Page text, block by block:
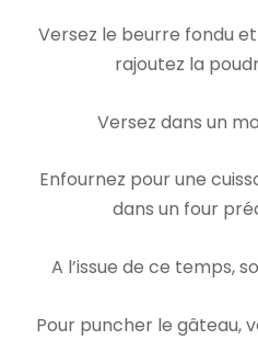
Versez le beurre fondu
rajoutez la
Versez dans un
Enfournez pour une
dans un four
A l’issue de ce temps,
Pour puncher le gâteau,